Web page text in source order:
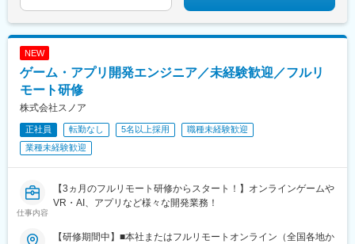
に、気軽に当店に立ち寄る方が増加中。さらなる企業拡大を目指
しています。
NEW
ゲーム・アプリ開発エンジニア／未経験歓迎／フルリ
モート研修
株式会社スノア
正社員 転勤なし 5名以上採用
職種未経験歓迎
業種未経験歓迎
仕事内容
【3ヵ月のフルリモート研修からスタート！】オンラインゲームや
VR・AI、アプリなど様々な開発業務！
【研修期間中】■本社またはフルリモートオンライン（全国各地か